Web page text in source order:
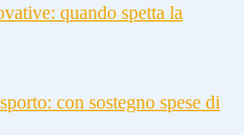
quando spetta la
con sostegno spese di